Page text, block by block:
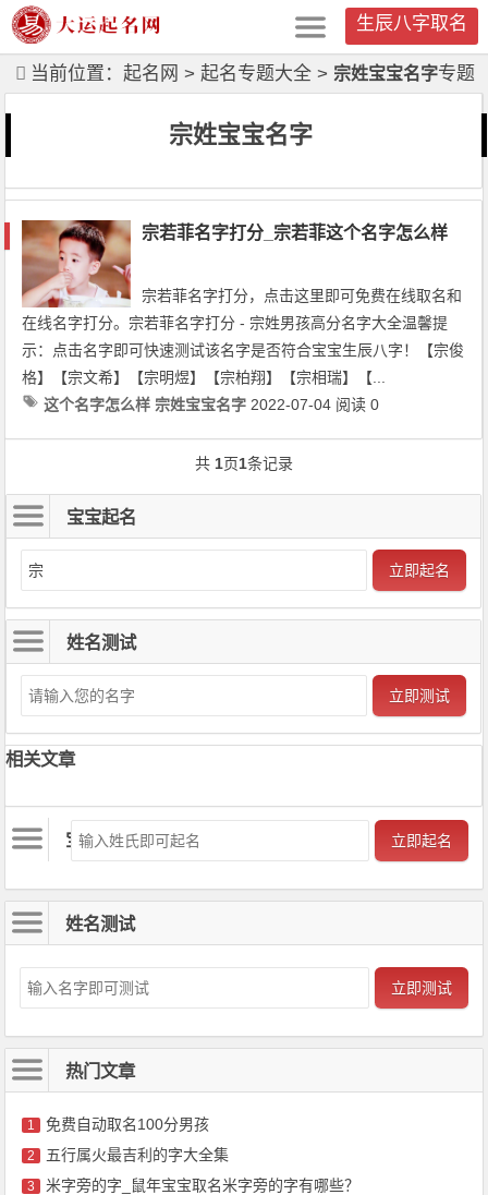
生辰八字取名
当前位置：起名网 >起名专题大全 > 宗姓宝宝名字专题
宗姓宝宝名字
宗若菲名字打分_宗若菲这个名字怎么样
宗若菲名字打分，点击这里即可免费在线取名和
在线名字打分。宗若菲名字打分 - 宗姓男孩高分名字大全温馨提
示：点击名字即可快速测试该名字是否符合宝宝生辰八字！【宗俊
格】【宗文希】【宗明煜】【宗柏翔】【宗相瑞】【...
这个名字怎么样 宗姓宝宝名字 2022-07-04 阅读 0
共 1页1条记录
宝宝起名
立即起名
姓名测试
立即测试
相关文章
宝宝起名 立即起名
姓名测试
立即测试
热门文章
1 免费自动取名100分男孩
2 五行属火最吉利的字大全集
3 米字旁的字_鼠年宝宝取名米字旁的字有哪些？